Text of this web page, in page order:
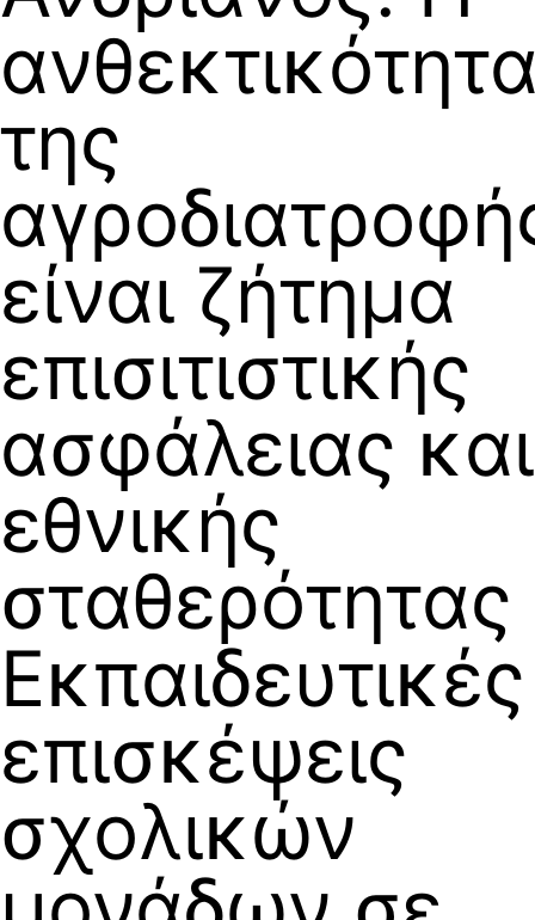
της
είναι ζήτημα
επισιτιστικής
ασφάλειας και
εθνικής
σταθερότητας
Εκπαιδευτικές
επισκέψεις
σχολικών